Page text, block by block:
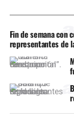
Fin de semana con
representantes de